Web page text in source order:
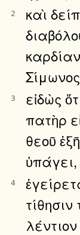
2
καὶ
3
εἰδὼς
πατὴρ
θεοῦ
ὑπάγει,
4